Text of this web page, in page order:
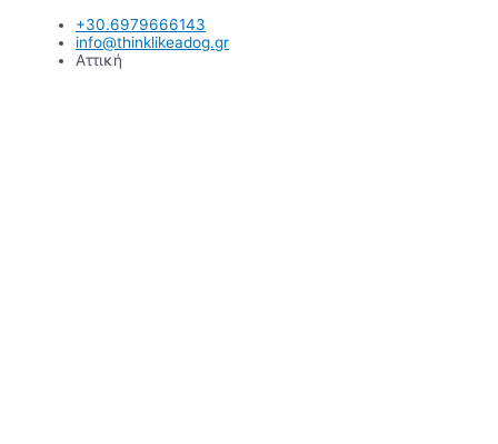
Μετάβαση
περιεχόμενο
+30.6979666143
info@thinklikeadog.gr
Αττική